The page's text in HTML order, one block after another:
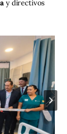
y directivos